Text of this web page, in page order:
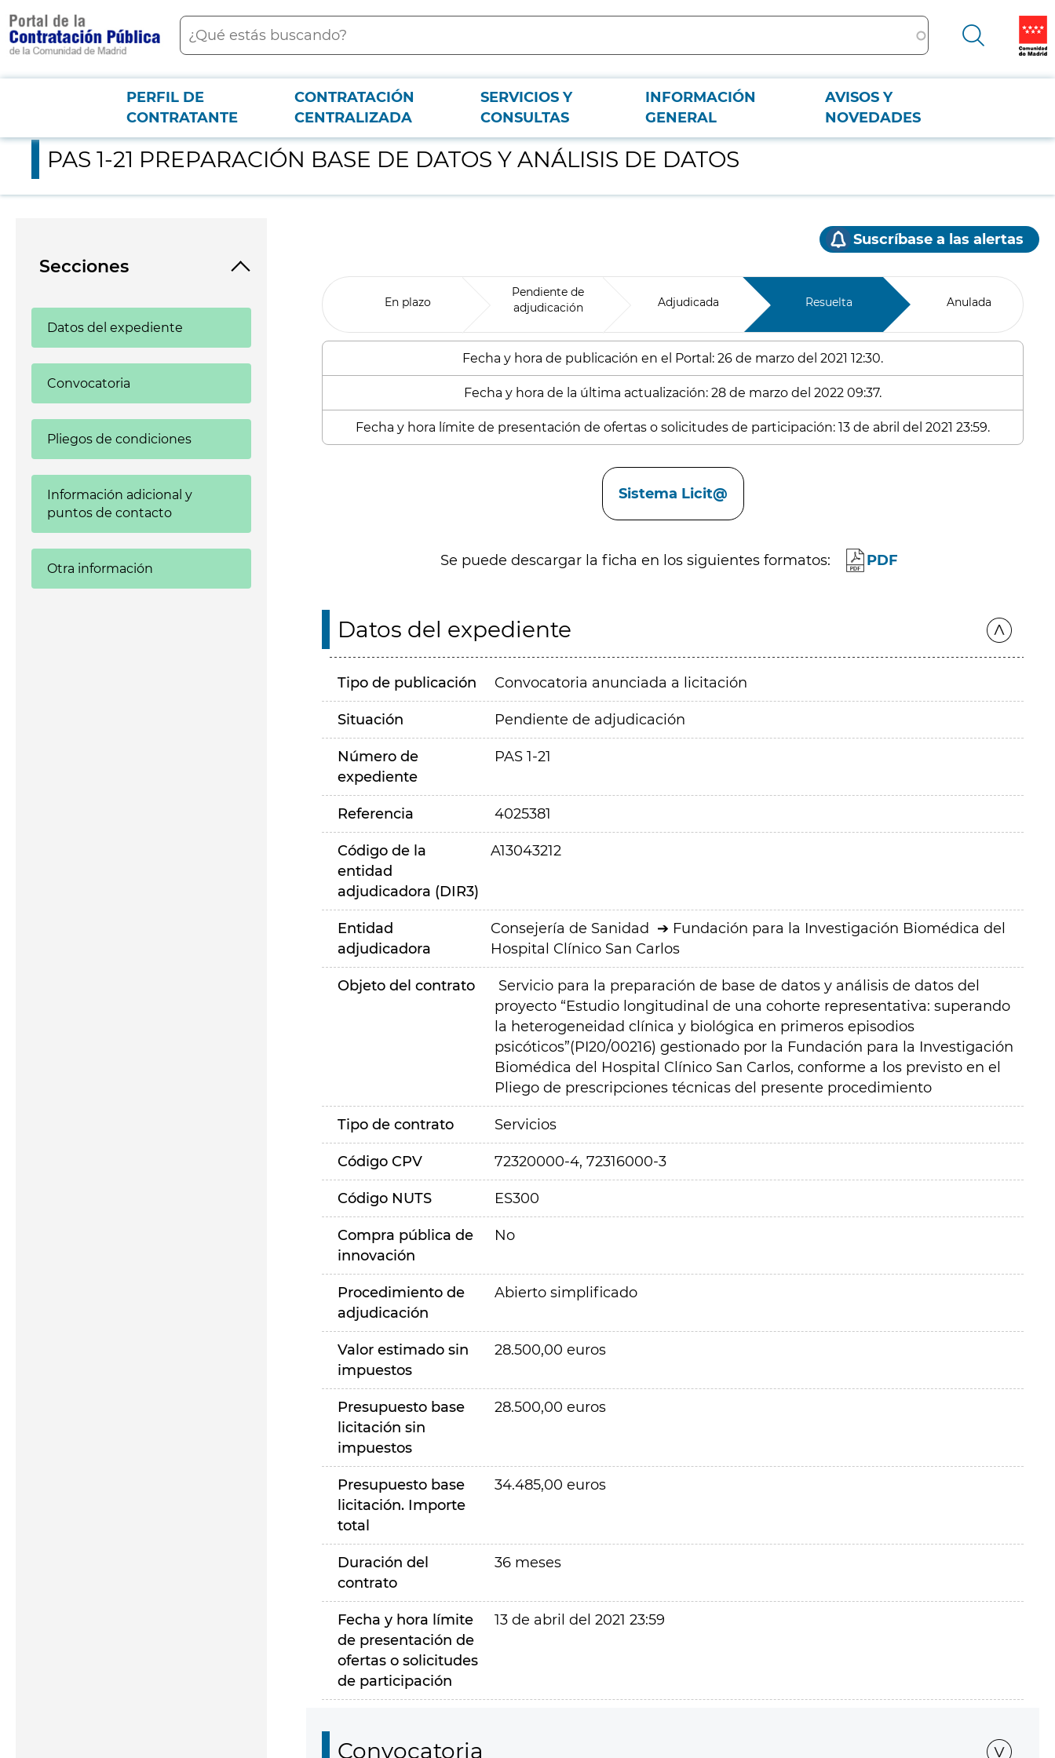
contenido
principal
Buscar
Menú PCON
PERFIL DE
CONTRATANTE
CONTRATACIÓN
CENTRALIZADA
SERVICIOS Y
CONSULTAS
INFORMACIÓN
GENERAL
AVISOS Y
NOVEDADES
PAS 1-21 PREPARACIÓN BASE DE DATOS Y ANÁLISIS DE DATOS
PAS 1-21 PREPARACIÓN BASE DE DATOS Y ANÁLISIS DE DATOS
Secciones
Datos del expediente
Convocatoria
Pliegos de condiciones
Información adicional y
puntos de contacto
Otra información
Suscríbase a las alertas
En plazo
Pendiente de
adjudicación
Adjudicada Resuelta Anulada
Fecha y hora de publicación en el Portal: 26 de marzo del 2021 12:30.
Fecha y hora de la última actualización: 28 de marzo del 2022 09:37.
Fecha y hora límite de presentación de ofertas o solicitudes de participación: 13 de abril del 2021 23:59.
Sistema Licit@
Se puede descargar la ficha en los siguientes formatos: PDF
Datos del expediente
Tipo de publicación Convocatoria anunciada a licitación
Situación Pendiente de adjudicación
Número de
expediente
PAS 1-21
Referencia 4025381
Código de la
entidad
adjudicadora (DIR3)
A13043212
Entidad
adjudicadora
Consejería de Sanidad
Fundación para la Investigación Biomédica del
Hospital Clínico San Carlos
Objeto del contrato
Servicio para la preparación de base de datos y análisis de datos del
proyecto “Estudio longitudinal de una cohorte representativa: superando
la heterogeneidad clínica y biológica en primeros episodios
psicóticos”(PI20/00216) gestionado por la Fundación para la Investigación
Biomédica del Hospital Clínico San Carlos, conforme a los previsto en el
Pliego de prescripciones técnicas del presente procedimiento
Tipo de contrato Servicios
Código CPV 72320000-4, 72316000-3
Código NUTS ES300
Compra pública de
innovación
No
Procedimiento de
adjudicación
Abierto simplificado
Valor estimado sin
impuestos
28.500,00 euros
Presupuesto base
licitación sin
impuestos
28.500,00 euros
Presupuesto base
licitación. Importe
total
34.485,00 euros
Duración del
contrato
36 meses
Fecha y hora límite
de presentación de
ofertas o solicitudes
de participación
13 de abril del 2021 23:59
Convocatoria